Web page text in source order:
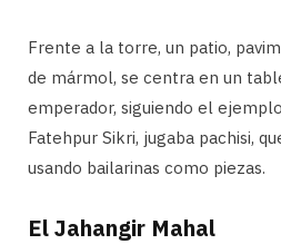
Frente a la torre, un patio,
de mármol, se centra en un
emperador, siguiendo el
Fatehpur Sikri, jugaba pachisi,
usando bailarinas como piezas.
El Jahangir Mahal